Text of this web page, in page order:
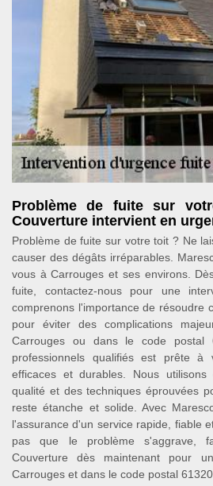
Problème de fuite sur
Couverture intervient en
Problème de fuite sur votre toit ? Ne
causer des dégâts irréparables.
vous à Carrouges et ses environs.
fuite, contactez-nous pour une
comprenons l'importance de résoudre
pour éviter des complications
Carrouges ou dans le code postal
professionnels qualifiés est prête à
efficaces et durables. Nous
qualité et des techniques éprouvées
reste étanche et solide. Avec
l'assurance d'un service rapide, fiable
pas que le problème s'aggrave,
Couverture dès maintenant pour
Carrouges et dans le code postal